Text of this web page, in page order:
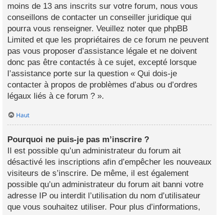
moins de 13 ans inscrits sur votre forum, nous vous
conseillons de contacter un conseiller juridique qui
pourra vous renseigner. Veuillez noter que phpBB
Limited et que les propriétaires de ce forum ne peuvent
pas vous proposer d’assistance légale et ne doivent
donc pas être contactés à ce sujet, excepté lorsque
l’assistance porte sur la question « Qui dois-je
contacter à propos de problèmes d’abus ou d’ordres
légaux liés à ce forum ? ».
Haut
Pourquoi ne puis-je pas m’inscrire ?
Il est possible qu’un administrateur du forum ait
désactivé les inscriptions afin d’empêcher les nouveaux
visiteurs de s’inscrire. De même, il est également
possible qu’un administrateur du forum ait banni votre
adresse IP ou interdit l’utilisation du nom d’utilisateur
que vous souhaitez utiliser. Pour plus d’informations,